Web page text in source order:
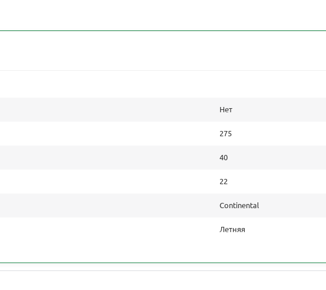
Нет
275
40
22
Continental
Летняя